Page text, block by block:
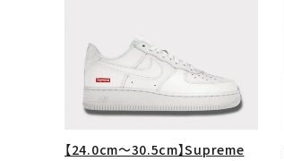
【24.0cm～30.5cm】Supreme